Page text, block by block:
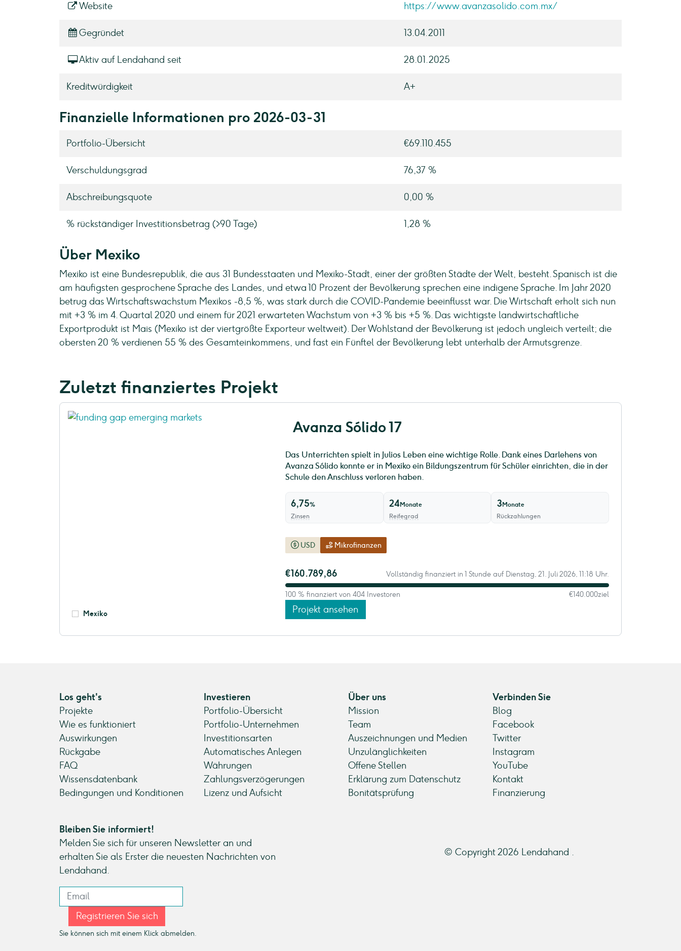
Website https://www.avanzasolido.com.mx/
Gegründet 13.04.2011
Aktiv auf Lendahand seit 28.01.2025
Kreditwürdigkeit A+
Finanzielle Informationen pro 2026-03-31
Portfolio-Übersicht €69.110.455
Verschuldungsgrad 76,37 %
Abschreibungsquote 0,00 %
% rückständiger Investitionsbetrag (>90 Tage) 1,28 %
Über Mexiko
Mexiko ist eine Bundesrepublik, die aus 31 Bundesstaaten und Mexiko-Stadt, einer der größten Städte der Welt, besteht. Spanisch ist die
am häufigsten gesprochene Sprache des Landes, und etwa 10 Prozent der Bevölkerung sprechen eine indigene Sprache. Im Jahr 2020
betrug das Wirtschaftswachstum Mexikos -8,5 %, was stark durch die COVID-Pandemie beeinflusst war. Die Wirtschaft erholt sich nun
mit +3 % im 4. Quartal 2020 und einem für 2021 erwarteten Wachstum von +3 % bis +5 %. Das wichtigste landwirtschaftliche
Exportprodukt ist Mais (Mexiko ist der viertgrößte Exporteur weltweit). Der Wohlstand der Bevölkerung ist jedoch ungleich verteilt; die
obersten 20 % verdienen 55 % des Gesamteinkommens, und fast ein Fünftel der Bevölkerung lebt unterhalb der Armutsgrenze.
Zuletzt finanziertes Projekt
Mexiko
Avanza Sólido 17
Das Unterrichten spielt in Julios Leben eine wichtige Rolle. Dank eines Darlehens von
Avanza Sólido konnte er in Mexiko ein Bildungszentrum für Schüler einrichten, die in der
Schule den Anschluss verloren haben.
6,75%
Zinsen
24Monate
Reifegrad
3 Monate
Rückzahlungen
USD Mikrofinanzen
€160.789,86 Vollständig finanziert in 1 Stunde auf Dienstag, 21. Juli 2026, 11:18 Uhr.
100 % finanziert von 404 Investoren €140.000ziel
Projekt ansehen
Los geht's
Projekte
Wie es funktioniert
Auswirkungen
Rückgabe
FAQ
Wissensdatenbank
Bedingungen und Konditionen
Investieren
Portfolio-Übersicht
Portfolio-Unternehmen
Investitionsarten
Automatisches Anlegen
Währungen
Zahlungsverzögerungen
Lizenz und Aufsicht
Über uns
Mission
Team
Auszeichnungen und Medien
Unzulänglichkeiten
Offene Stellen
Erklärung zum Datenschutz
Bonitätsprüfung
Verbinden Sie
Blog
Facebook
Twitter
Instagram
YouTube
Kontakt
Finanzierung
Bleiben Sie informiert!
Melden Sie sich für unseren Newsletter an und
erhalten Sie als Erster die neuesten Nachrichten von
Lendahand.
Registrieren Sie sich
Sie können sich mit einem Klick abmelden.
© Copyright 2026 Lendahand .